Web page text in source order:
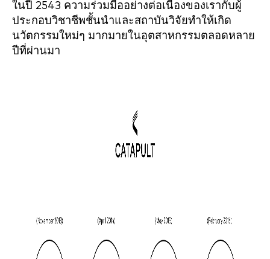
ในปี 2543 ความร่วมมืออย่างต่อเนื่องของเรากับผู้
ประกอบวิชาชีพชั้นนำและสถาบันวิจัยทำให้เกิด
นวัตกรรมใหม่ๆ มากมายในอุตสาหกรรมตลอดหลาย
ปีที่ผ่านมา